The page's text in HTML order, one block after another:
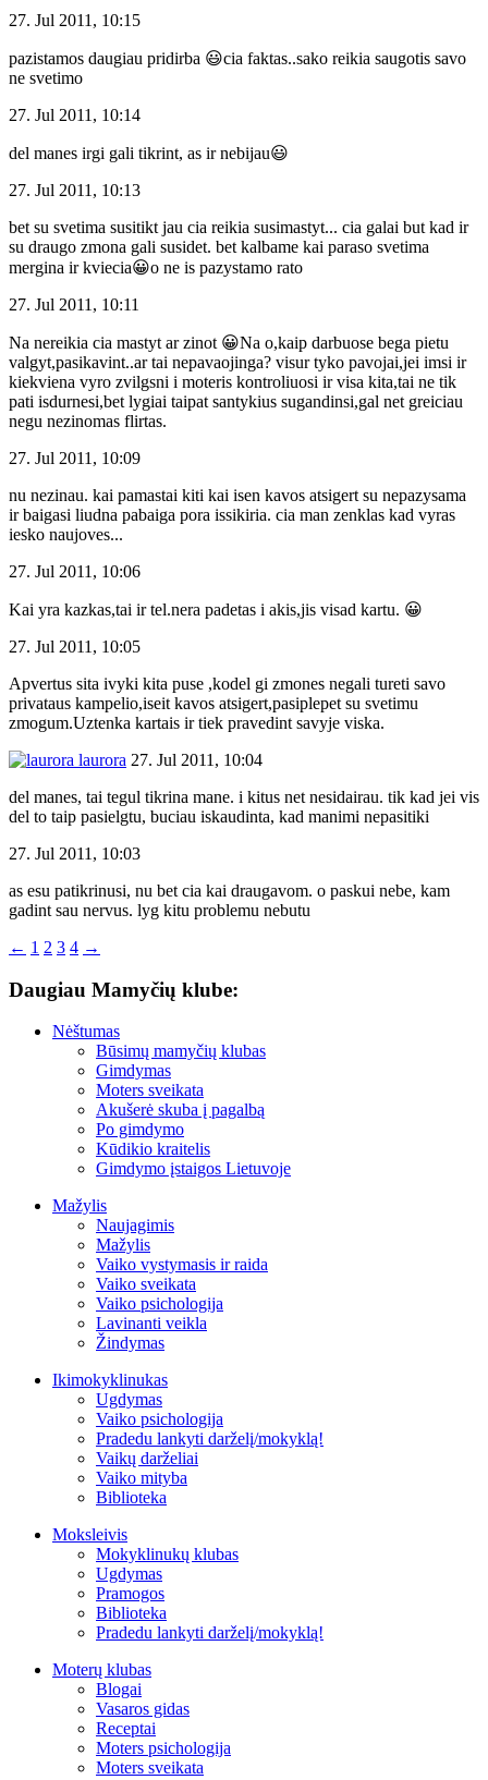
27. Jul 2011, 10:15
pazistamos daugiau pridirba 😃cia faktas..sako reikia saugotis savo
ne svetimo
27. Jul 2011, 10:14
del manes irgi gali tikrint, as ir nebijau😃
27. Jul 2011, 10:13
bet su svetima susitikt jau cia reikia susimastyt... cia galai but kad ir
su draugo zmona gali susidet. bet kalbame kai paraso svetima
mergina ir kviecia😀o ne is pazystamo rato
27. Jul 2011, 10:11
Na nereikia cia mastyt ar zinot 😀Na o,kaip darbuose bega pietu
valgyt,pasikavint..ar tai nepavaojinga? visur tyko pavojai,jei imsi ir
kiekviena vyro zvilgsni i moteris kontroliuosi ir visa kita,tai ne tik
pati isdurnesi,bet lygiai taipat santykius sugandinsi,gal net greiciau
negu nezinomas flirtas.
27. Jul 2011, 10:09
nu nezinau. kai pamastai kiti kai isen kavos atsigert su nepazysama
ir baigasi liudna pabaiga pora issikiria. cia man zenklas kad vyras
iesko naujoves...
27. Jul 2011, 10:06
Kai yra kazkas,tai ir tel.nera padetas i akis,jis visad kartu. 😀
27. Jul 2011, 10:05
Apvertus sita ivyki kita puse ,kodel gi zmones negali tureti savo
privataus kampelio,iseit kavos atsigert,pasiplepet su svetimu
zmogum.Uztenka kartais ir tiek pravedint savyje viska.
laurora 27. Jul 2011, 10:04
del manes, tai tegul tikrina mane. i kitus net nesidairau. tik kad jei vis
del to taip pasielgtu, buciau iskaudinta, kad manimi nepasitiki
27. Jul 2011, 10:03
as esu patikrinusi, nu bet cia kai draugavom. o paskui nebe, kam
gadint sau nervus. lyg kitu problemu nebutu
← 1 2 3 4 →
Daugiau Mamyčių klube:
Nėštumas
Būsimų mamyčių klubas
Gimdymas
Moters sveikata
Akušerė skuba į pagalbą
Po gimdymo
Kūdikio kraitelis
Gimdymo įstaigos Lietuvoje
Mažylis
Naujagimis
Mažylis
Vaiko vystymasis ir raida
Vaiko sveikata
Vaiko psichologija
Lavinanti veikla
Žindymas
Ikimokyklinukas
Ugdymas
Vaiko psichologija
Pradedu lankyti darželį/mokyklą!
Vaikų darželiai
Vaiko mityba
Biblioteka
Moksleivis
Mokyklinukų klubas
Ugdymas
Pramogos
Biblioteka
Pradedu lankyti darželį/mokyklą!
Moterų klubas
Blogai
Vasaros gidas
Receptai
Moters psichologija
Moters sveikata